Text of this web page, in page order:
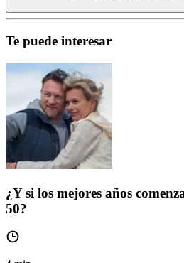
Te puede interesar
¿Y si los mejores años
50?